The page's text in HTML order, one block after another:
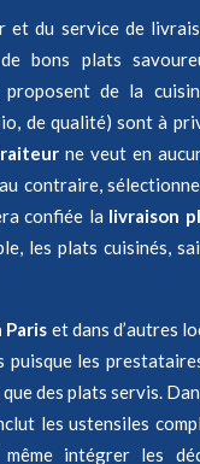
et du service de
bons plats
proposent de la
de qualité) sont à
ne veut en
contraire,
confiée la livraison
les plats cuisinés,
Paris et dans d’autres
puisque les
des plats servis.
les ustensiles
intégrer les